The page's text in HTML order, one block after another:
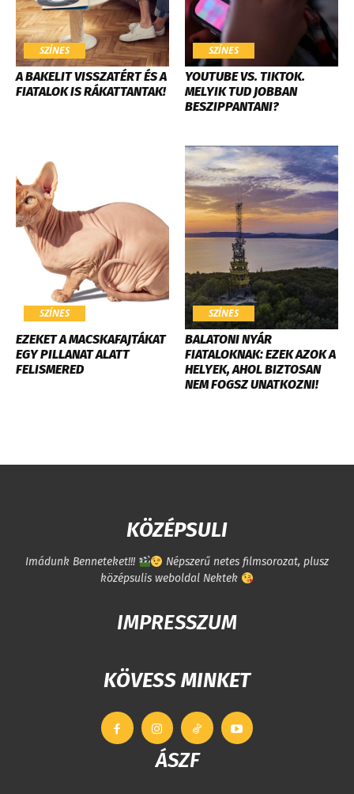
SZÍNES
A BAKELIT VISSZATÉRT ÉS A
FIATALOK IS RÁKATTANTAK!
SZÍNES
YOUTUBE VS. TIKTOK.
MELYIK TUD JOBBAN
BESZIPPANTANI?
SZÍNES
EZEKET A MACSKAFAJTÁKAT
EGY PILLANAT ALATT
FELISMERED
SZÍNES
BALATONI NYÁR
FIATALOKNAK: EZEK AZOK A
HELYEK, AHOL BIZTOSAN
NEM FOGSZ UNATKOZNI!
KÖZÉPSULI
Imádunk Benneteket!!!
Népszerű netes filmsorozat, plusz
középsulis weboldal Nektek
IMPRESSZUM
KÖVESS MINKET
ÁSZF